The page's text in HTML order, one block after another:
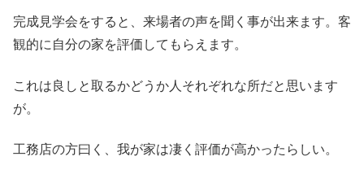
完成見学会をすると、来場者の声を聞く事が出来ます。客
観的に自分の家を評価してもらえます。
これは良しと取るかどうか人それぞれな所だと思います
が。
工務店の方曰く、我が家は凄く評価が高かったらしい。